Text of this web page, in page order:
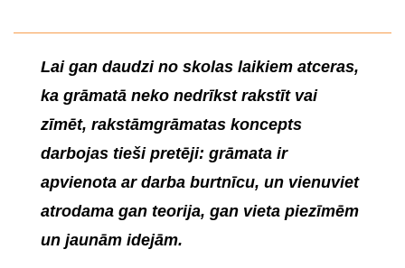
Lai gan daudzi no skolas laikiem atceras,
ka grāmatā neko nedrīkst rakstīt vai
zīmēt, rakstāmgrāmatas koncepts
darbojas tieši pretēji: grāmata ir
apvienota ar darba burtnīcu, un vienuviet
atrodama gan teorija, gan vieta piezīmēm
un jaunām idejām.